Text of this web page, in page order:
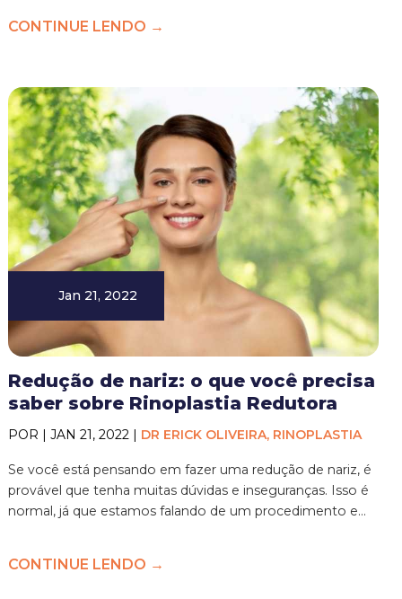
CONTINUE LENDO →
Jan 21, 2022
Redução de nariz: o que você precisa
saber sobre Rinoplastia Redutora
POR | JAN 21, 2022 | DR ERICK OLIVEIRA, RINOPLASTIA
Se você está pensando em fazer uma redução de nariz, é
provável que tenha muitas dúvidas e inseguranças. Isso é
normal, já que estamos falando de um procedimento e...
CONTINUE LENDO →